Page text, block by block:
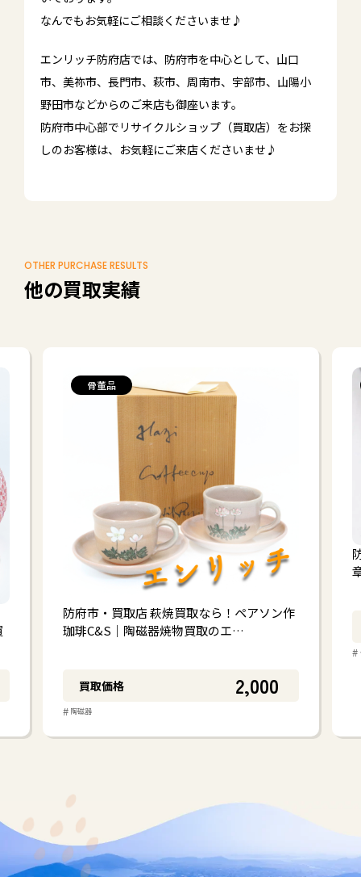
なんでもお気軽にご相談くださいませ♪
エンリッチ防府店では、防府市を中心として、山口
市、美祢市、長門市、萩市、周南市、宇部市、山陽小
野田市などからのご来店も御座います。
防府市中心部でリサイクルショップ（買取店）をお探
しのお客様は、お気軽にご来店くださいませ♪
OTHER PURCHASE RESULTS
他の買取実績
骨董品
防府市・買取店 萩焼買取なら！ペアソン作
珈琲C&S｜陶磁器焼物買取のエ…
買取価格 2,000
# 陶磁器
#